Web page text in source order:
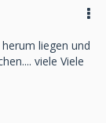
liegen und
viele Viele